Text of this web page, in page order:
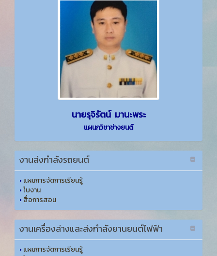
นายรุจิรัตน์ มานะพระ
แผนกวิชาช่างยนต์
งานส่งกำลังรถยนต์
• แผนการจัดการเรียนรู้
•ใบงาน
• สื่อการสอน
งานเครื่องล่างและส่งกำลังยานยนต์ไฟฟ้า
• แผนการจัดการเรียนรู้